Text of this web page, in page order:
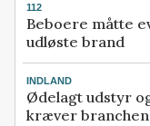
112
Beboere måtte
udløste brand
INDLAND
Ødelagt udstyr
kræver